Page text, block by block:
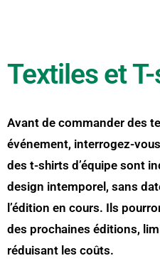
Textiles et
Avant de commander des
événement, interrogez-
des t-shirts d’équipe sont
design intemporel, sans
l’édition en cours. Ils
des prochaines éditions,
réduisant les coûts.